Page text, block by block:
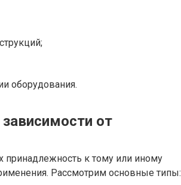
оборудования.
от
принадлежность к тому или иному
Рассмотрим основные типы: